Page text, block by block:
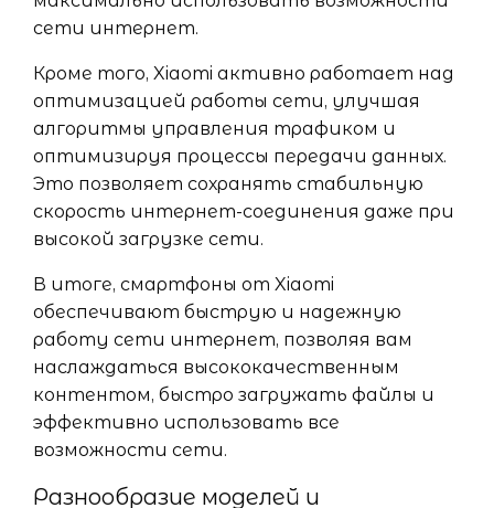
сети интернет.
Кроме того, Xiaomi активно работает над
оптимизацией работы сети, улучшая
алгоритмы управления трафиком и
оптимизируя процессы передачи данных.
Это позволяет сохранять стабильную
скорость интернет-соединения даже при
высокой загрузке сети.
В итоге, смартфоны от Xiaomi
обеспечивают быструю и надежную
работу сети интернет, позволяя вам
наслаждаться высококачественным
контентом, быстро загружать файлы и
эффективно использовать все
возможности сети.
Разнообразие моделей и